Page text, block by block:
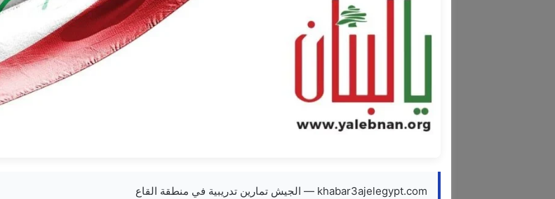
khabar3ajelegypt.com — الجيش تمارين تدريبية في منطقة القاع